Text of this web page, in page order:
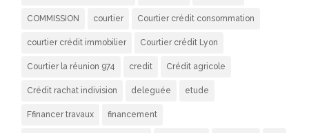
COMMISSION courtier Courtier crédit consommation
courtier crédit immobilier Courtier crédit Lyon
Courtier la réunion 974 credit Crédit agricole
Crédit rachat indivision deleguée etude
Ffinancer travaux financement